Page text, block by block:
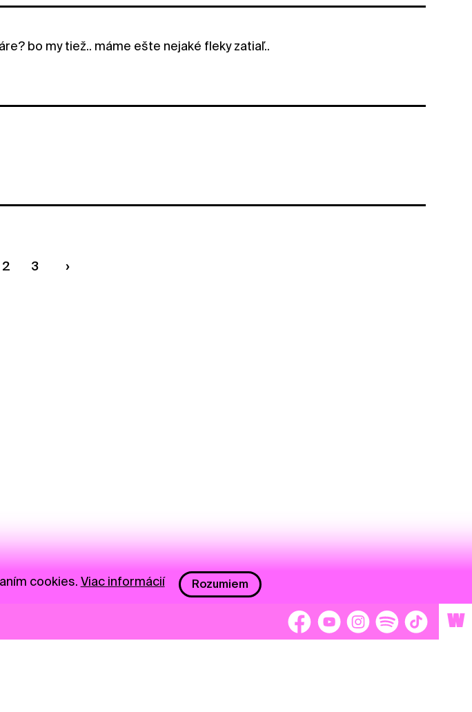
bo my tiež.. máme ešte nejaké fleky zatiaľ..
strane
2 3
W
cookies. Viac informácií Rozumiem